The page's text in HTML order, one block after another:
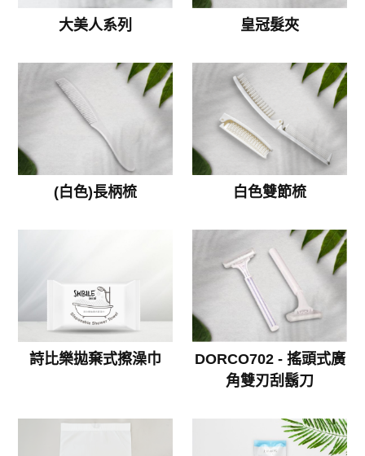
大美人系列 皇冠髮夾
(白色)長柄梳 白色雙節梳
詩比樂拋棄式擦澡巾
DORCO702 - 搖頭式廣
角雙刃刮鬍刀